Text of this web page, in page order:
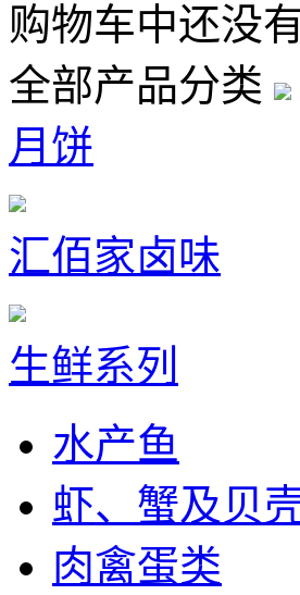
购物车中还没
全部产品分类
月饼
汇佰家卤味
生鲜系列
水产鱼
虾、蟹及贝
肉禽蛋类